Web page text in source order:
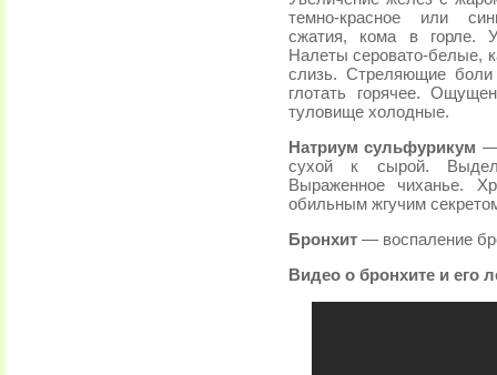
темно-красное или
сжатия, кома в горле.
Налеты серовато-белые,
слизь. Стреляющие
глотать горячее.
туловище холодные.
Натриум сульфурикум —
сухой к сырой.
Выраженное чиханье.
обильным жгучим
Бронхит — воспаление
Видео о бронхите и его